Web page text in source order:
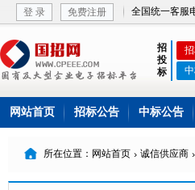
登 录 免费注册 全国统一客服
招
投
标
网站首页 招标公告 中标公告
 所在位置：网站首页  诚信供应商 